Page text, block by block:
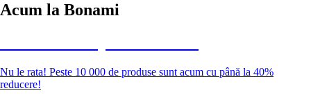
Acum la Bonami
Nu le rata! Peste 10 000 de produse sunt acum cu până la 40%
reducere!